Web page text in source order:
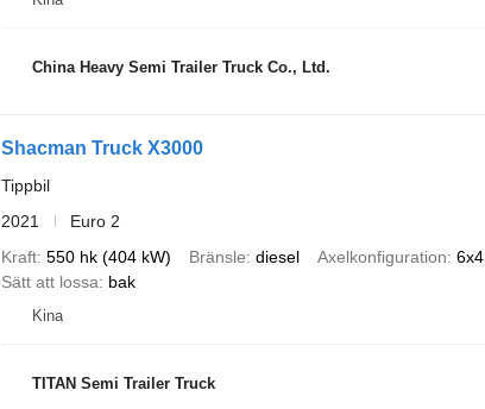
China Heavy Semi Trailer Truck Co., Ltd.
Shacman Truck X3000
Tippbil
2021
Euro 2
Kraft 550 hk (404 kW) Bränsle diesel Axelkonfiguration 6x4
Sätt att lossa
bak
Kina
TITAN Semi Trailer Truck